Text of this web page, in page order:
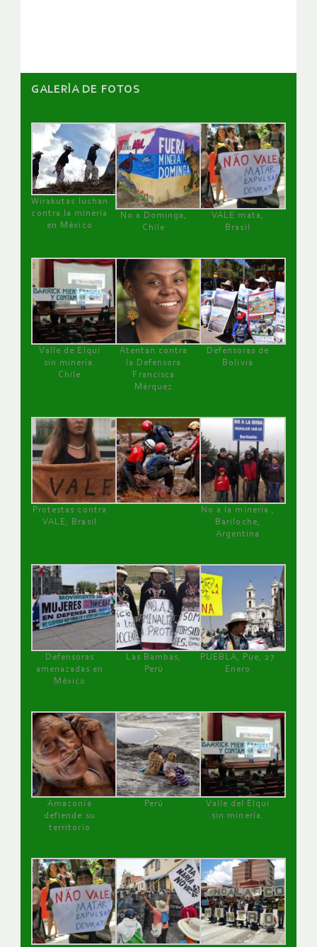
GALERÌA DE FOTOS
Wirakutas luchan
contra la minería
en México
No a Dominga,
Chile
VALE mata,
Brasil
Valle de Elqui
sin minería.
Chile
Atentan contra
la Defensora
Francisca
Márquez
Defensoras de
Bolivia
Protestas contra
VALE, Brasil
No a la minería ,
Bariloche,
Argentina
Defensoras
amenazadas en
México
Las Bambas,
Perú
PUEBLA, Pue, 27
Enero
Amazonía
defiende su
territorio
Perú
Valle del Elqui
sin minería.